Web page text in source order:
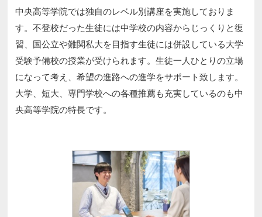
中央高等学院では独自のレベル別講座を実施しておりま
す。不登校だった生徒には中学校の内容からじっくりと復
習、国公立や難関私大を目指す生徒には併設している大学
受験予備校の授業が受けられます。生徒一人ひとりの立場
になって考え、希望の進路への進学をサポート致します。
大学、短大、専門学校への各種推薦も充実しているのも中
央高等学院の特長です。